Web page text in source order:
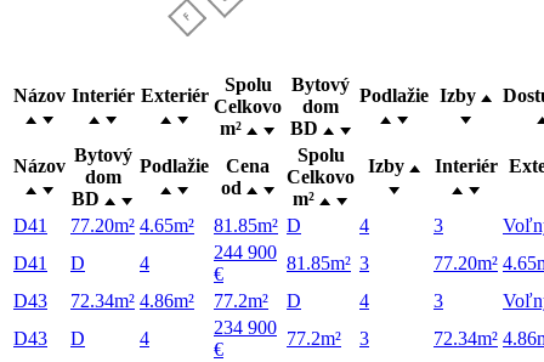
Názov Interiér Exteriér
Spolu
Celkovo
m²
Bytový
dom
BD
Podlažie Izby
Názov
Bytový
dom
BD
Podlažie
Cena
od
Spolu
Celkovo
m²
Izby Interiér
D41 77.20m² 4.65m² 81.85m² D 4 3
D41
D 4
244 900
€
81.85m² 3 77.20m²
D43
72.34m² 4.86m² 77.2m² D 4 3
D43
D 4
234 900
€
77.2m² 3 72.34m²